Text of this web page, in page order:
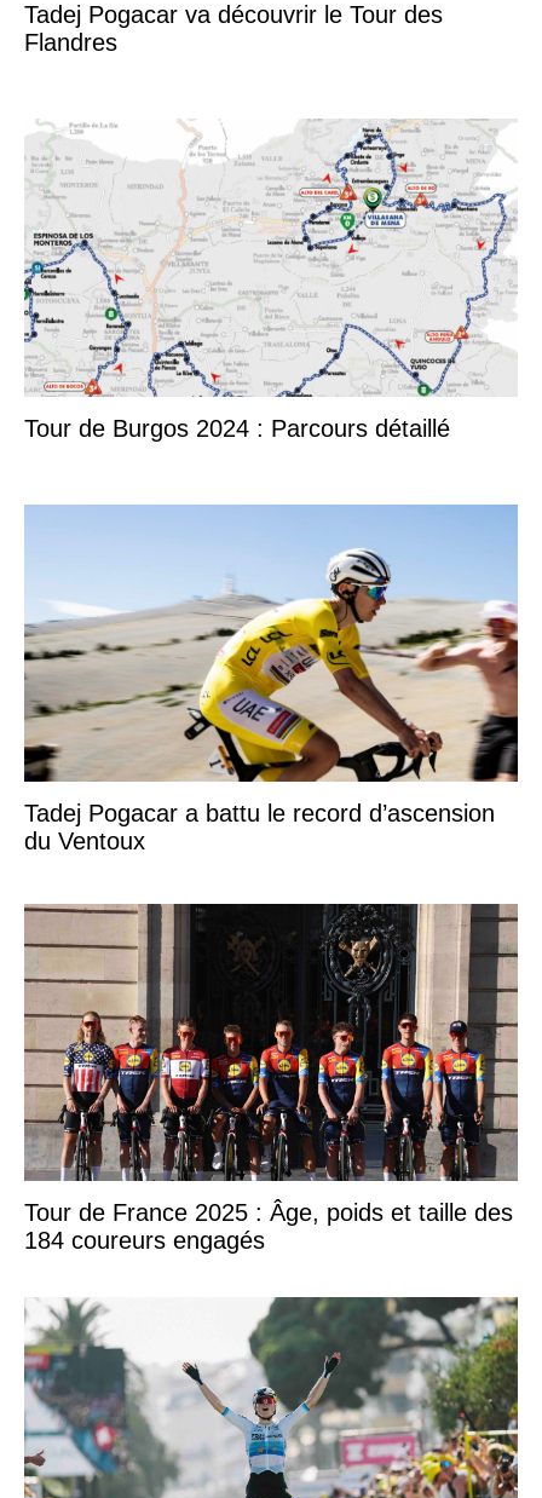
Tadej Pogacar va découvrir le Tour des
Flandres
Tour de Burgos 2024 : Parcours détaillé
Tadej Pogacar a battu le record d’ascension
du Ventoux
Tour de France 2025 : Âge, poids et taille des
184 coureurs engagés